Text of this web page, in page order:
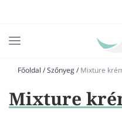
Főoldal /Szőnyeg/ Mixture
Mixture